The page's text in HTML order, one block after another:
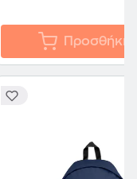
Προσθήκη